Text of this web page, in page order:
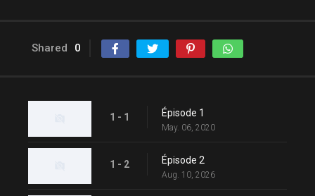
Shared 0
1 - 1 Épisode 1
May. 06, 2020
1 - 2 Épisode 2
Aug. 10, 2026